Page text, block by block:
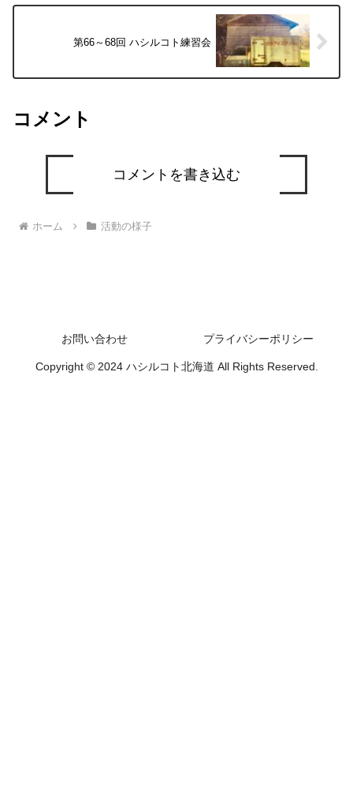
第66～68回 ハシルコト練習会
コメント
コメントを書き込む
ホーム 活動の様子
お問い合わせ プライバシーポリシー
Copyright © 2024 ハシルコト北海道 All Rights Reserved.